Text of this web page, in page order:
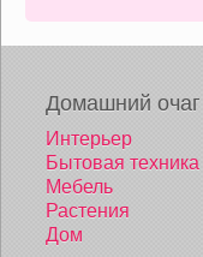
Домашний очаг
Интерьер
Бытовая техника
Мебель
Растения
Дом